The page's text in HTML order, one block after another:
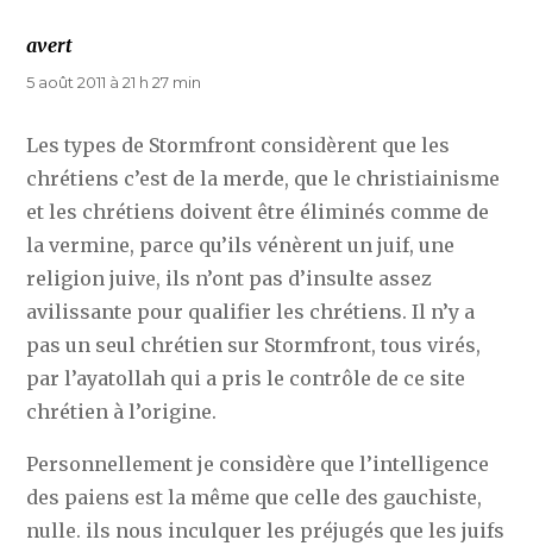
avert
5 août 2011 à 21 h 27 min
Les types de Stormfront considèrent que les
chrétiens c’est de la merde, que le christiainisme
et les chrétiens doivent être éliminés comme de
la vermine, parce qu’ils vénèrent un juif, une
religion juive, ils n’ont pas d’insulte assez
avilissante pour qualifier les chrétiens. Il n’y a
pas un seul chrétien sur Stormfront, tous virés,
par l’ayatollah qui a pris le contrôle de ce site
chrétien à l’origine.
Personnellement je considère que l’intelligence
des paiens est la même que celle des gauchiste,
nulle. ils nous inculquer les préjugés que les juifs